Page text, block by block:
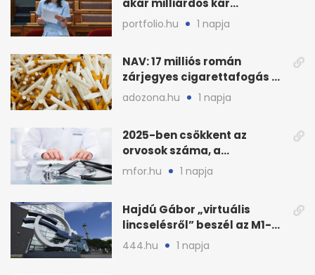
akár milliárdos kár
fenyegette Budapest fáit
portfolio.hu 1 napja
NAV: 17 milliós román
zárjegyes cigarettafogás az
M1-esen
adozona.hu 1 napja
2025-ben csökkent az
orvosok száma, a
háziorvosokra még több
mfor.hu 1 napja
Hajdú Gábor „virtuális
lincselésről” beszél az M1-
ből kirúgása után
444.hu 1 napja